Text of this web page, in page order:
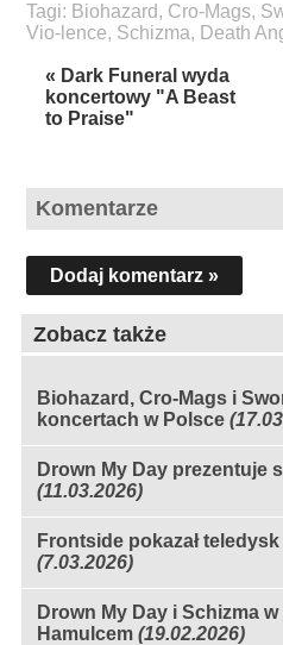
Tagi: Biohazard, Cro-Mags,
Vio-lence, Schizma, Death
« Dark Funeral wyda
koncertowy "A Beast
to Praise"
Komentarze
Dodaj komentarz »
Zobacz także
Biohazard, Cro-Mags i
koncertach w Polsce
Drown My Day prezentuje
(11.03.2026)
Frontside pokazał
(7.03.2026)
Drown My Day i Schizma
Hamulcem (19.02.2026)